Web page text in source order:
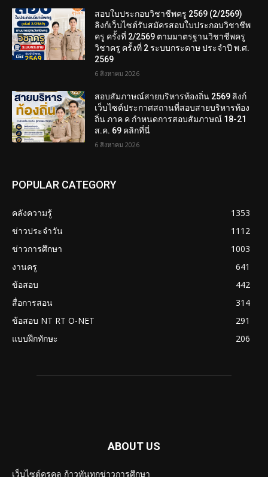
สอบใบประกอบวิชาชีพครู 2569 (2/2569)
ลิงก์เว็บไซต์รับสมัครสอบใบประกอบวิชาชีพ
ครู ครั้งที่ 2/2569 ตามมาตรฐานวิชาชีพครู
วิชาครู ครั้งที่ 2 ระบบกระดาษ ประจำปี พ.ศ.
2569
6 สิงหาคม 2026
สอบสัมภาษณ์สายบริหารท้องถิ่น 2569 ลิงก์
เว็บไซต์ประกาศสถานที่สอบสายบริหารท้อง
ถิ่น ภาค ค กำหนดการสอบสัมภาษณ์ 18-21
ส.ค. 69 คลิกที่นี่
6 สิงหาคม 2026
POPULAR CATEGORY
คลังความรู้
1353
ข่าวประจำวัน
1112
ข่าวการศึกษา
1003
งานครู
641
ข้อสอบ
442
สื่อการสอน
314
ข้อสอบ NT RT O-NET
291
แบบฝึกทักษะ
206
ABOUT US
เว็บไซต์ครูคูล ก้าวทันทุกข่าวการศึกษา